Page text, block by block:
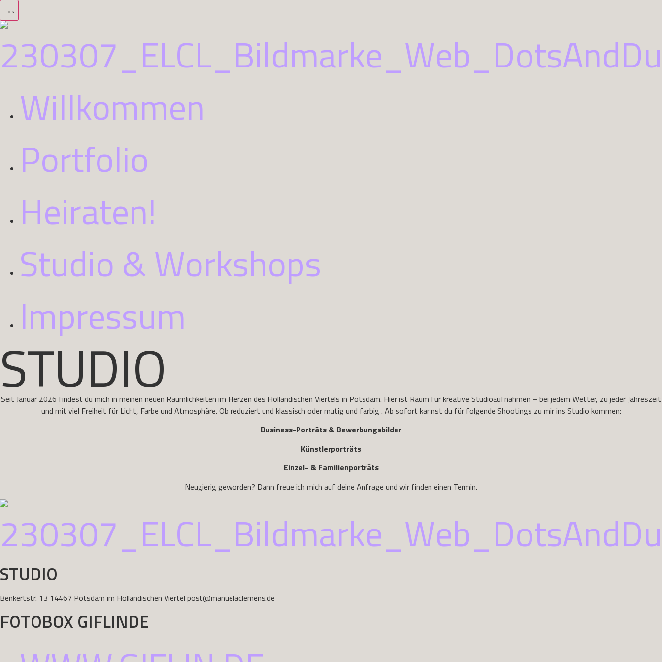
Willkommen
Portfolio
Heiraten!
Studio & Workshops
Impressum
STUDIO
Seit Januar 2026 findest du mich in meinen neuen Räumlichkeiten im Herzen des Holländischen Viertels in Potsdam. Hier ist Raum für kreative Studioaufnahmen – bei jedem Wetter, zu jeder Jahreszeit
und mit viel Freiheit für Licht, Farbe und Atmosphäre. Ob reduziert und klassisch oder mutig und farbig . Ab sofort kannst du für folgende Shootings zu mir ins Studio kommen:
Business-Porträts & Bewerbungsbilder
Künstlerporträts
Einzel- & Familienporträts
Neugierig geworden? Dann freue ich mich auf deine Anfrage und wir finden einen Termin.
STUDIO
Benkertstr. 13 14467 Potsdam im Holländischen Viertel post@manuelaclemens.de
FOTOBOX GIFLINDE